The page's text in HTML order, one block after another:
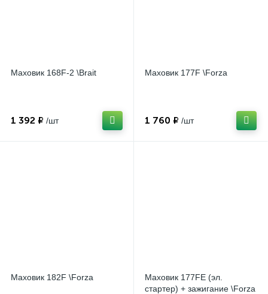
Маховик 168F-2 \Brait
1 392 ₽ /шт
Маховик 177F \Forza
1 760 ₽ /шт
Маховик 182F \Forza
Маховик 177FE (эл.
стартер) + зажигание \Forza